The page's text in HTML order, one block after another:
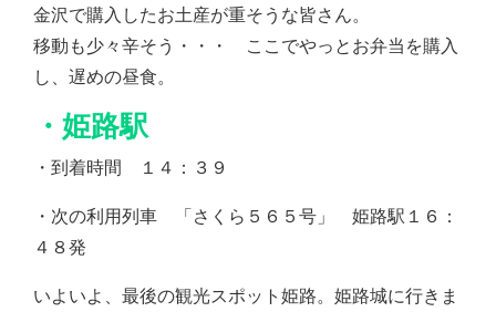
金沢で購入したお土産が重そうな皆さん。
移動も少々辛そう・・・ ここでやっとお弁当を購入
し、遅めの昼食。
・姫路駅
・到着時間 １４：３９
・次の利用列車 「さくら５６５号」 姫路駅１６：
４８発
いよいよ、最後の観光スポット姫路。姫路城に行きま